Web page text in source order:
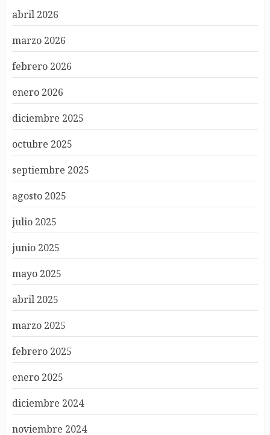
abril 2026
marzo 2026
febrero 2026
enero 2026
diciembre 2025
octubre 2025
septiembre 2025
agosto 2025
julio 2025
junio 2025
mayo 2025
abril 2025
marzo 2025
febrero 2025
enero 2025
diciembre 2024
noviembre 2024